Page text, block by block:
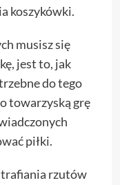
koszykówki.
musisz się
jest to, jak
do tego
towarzyską grę
piłki.
trafiania rzutów